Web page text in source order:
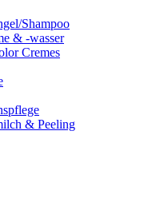
Shampoo
& -wasser
Cremes
& Peeling